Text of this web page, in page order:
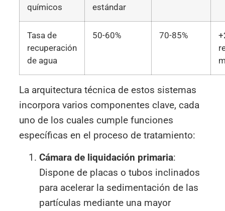
químicos
estándar
Tasa de
recuperación
de agua
50-60% 70-85%
La arquitectura técnica de estos sistemas
incorpora varios componentes clave, cada
uno de los cuales cumple funciones
específicas en el proceso de tratamiento:
Cámara de liquidación primaria:
Dispone de placas o tubos inclinados
para acelerar la sedimentación de las
partículas mediante una mayor